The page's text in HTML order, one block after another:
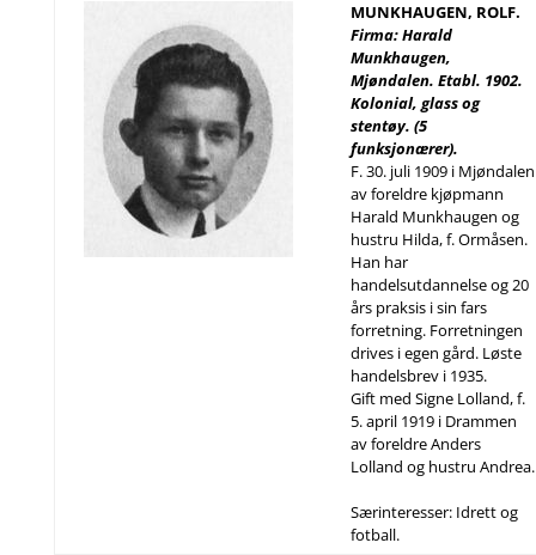
MUNKHAUGEN, ROLF.
Firma: Harald
Munkhaugen,
Mjøndalen. Etabl. 1902.
Kolonial, glass og
stentøy. (5
funksjonærer).
F. 30. juli 1909 i Mjøndalen
av foreldre kjøpmann
Harald Munkhaugen og
hustru Hilda, f. Ormåsen.
Han har
handelsutdannelse og 20
års praksis i sin fars
forretning. Forretningen
drives i egen gård. Løste
handelsbrev i 1935.
Gift med Signe Lolland, f.
5. april 1919 i Drammen
av foreldre Anders
Lolland og hustru Andrea.
Særinteresser: Idrett og
fotball.